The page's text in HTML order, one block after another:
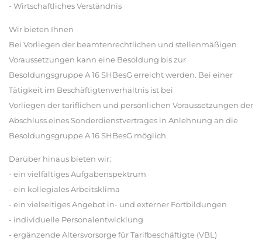
- Wirtschaftliches Verständnis
Wir bieten Ihnen
Bei Vorliegen der beamtenrechtlichen und stellenmäßigen
Voraussetzungen kann eine Besoldung bis zur
Besoldungsgruppe A 16 SHBesG erreicht werden. Bei einer
Tätigkeit im Beschäftigtenverhältnis ist bei
Vorliegen der tariflichen und persönlichen Voraussetzungen der
Abschluss eines Sonderdienstvertrages in Anlehnung an die
Besoldungsgruppe A 16 SHBesG möglich.
Darüber hinaus bieten wir:
- ein vielfältiges Aufgabenspektrum
- ein kollegiales Arbeitsklima
- ein vielseitiges Angebot in- und externer Fortbildungen
- individuelle Personalentwicklung
- ergänzende Altersvorsorge für Tarifbeschäftigte (VBL)